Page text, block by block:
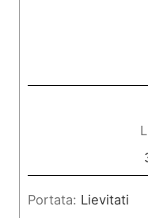
Portata: Lievitati